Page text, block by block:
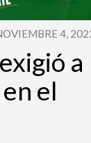
4,
a
el